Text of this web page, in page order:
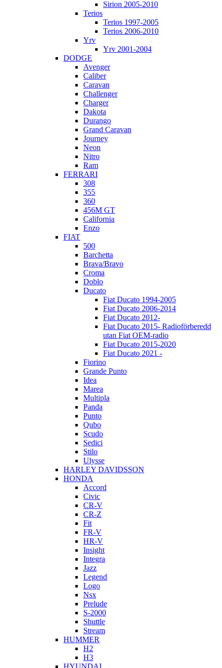
Sirion 2005-2010
Terios
Terios 1997-2005
Terios 2006-2010
Yrv
Yrv 2001-2004
DODGE
Avenger
Caliber
Caravan
Challenger
Charger
Dakota
Durango
Grand Caravan
Journey
Neon
Nitro
Ram
FERRARI
308
355
360
456M GT
California
Enzo
FIAT
500
Barchetta
Brava/Bravo
Croma
Doblo
Ducato
Fiat Ducato 1994-2005
Fiat Ducato 2006-2014
Fiat Ducato 2012-
Fiat Ducato 2015- Radioförberedd
utan Fiat OEM-radio
Fiat Ducato 2015-2020
Fiat Ducato 2021 -
Fiorino
Grande Punto
Idea
Marea
Multipla
Panda
Punto
Qubo
Scudo
Sedici
Stilo
Ulysse
HARLEY DAVIDSSON
HONDA
Accord
Civic
CR-V
CR-Z
Fit
FR-V
HR-V
Insight
Integra
Jazz
Legend
Logo
Nsx
Prelude
S-2000
Shuttle
Stream
HUMMER
H2
H3
HYUNDAI